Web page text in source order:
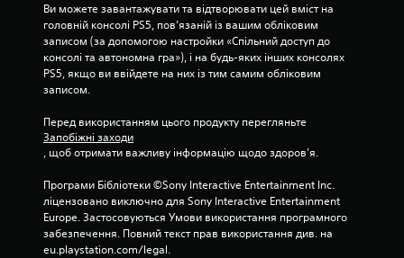
о
с
і
1
Ви можете завантажувати та відтворювати цей вміст на
головній консолі PS5, пов’язаній із вашим обліковим
записом (за допомогою настройки «Спільний доступ до
консолі та автономна гра»), і на будь-яких інших консолях
PS5, якщо ви ввійдете на них із тим самим обліковим
записом.
Перед використанням цього продукту перегляньте
Запобіжні заходи
, щоб отримати важливу інформацію щодо здоров’я.
Програми Бібліотеки ©Sony Interactive Entertainment Inc.
ліцензовано виключно для Sony Interactive Entertainment
Europe. Застосовуються Умови використання програмного
забезпечення. Повний текст прав використання див. на
eu.playstation.com/legal.